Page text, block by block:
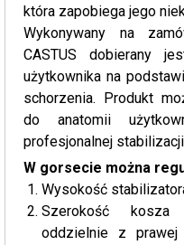
która zapobiega jego
Wykonywany na
CASTUS dobierany
użytkownika na
schorzenia. Produkt
do anatomii
profesjonalnej
W gorsecie można
Wysokość
Szerokość kosza
oddzielnie z